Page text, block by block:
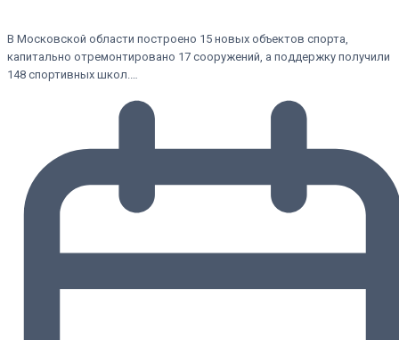
В Московской области построено 15 новых объектов спорта,
капитально отремонтировано 17 сооружений, а поддержку получили
148 спортивных школ.…